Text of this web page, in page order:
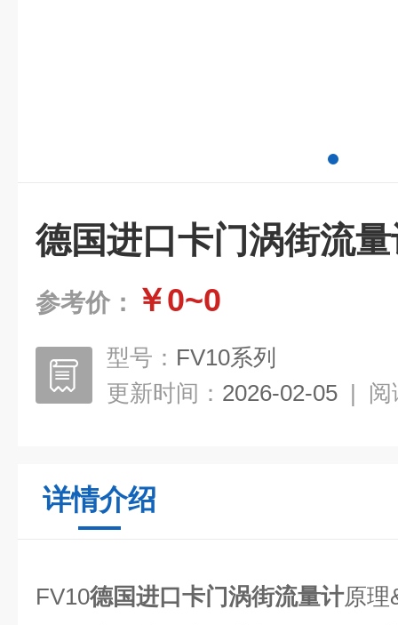
德国进口卡门涡街流
参考价： ￥0~0
型号： FV10系列
更新时间： 2026-02-05 | 阅
详情介绍
FV10德国进口卡门涡街流量计原理